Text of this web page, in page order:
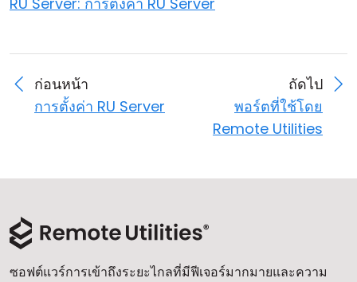
ก่อนหน้า
การตั้งค่า RU Server
ถัดไป
พอร์ตที่ใช้โดย
Remote Utilities
ซอฟต์แวร์การเข้าถึงระยะไกลที่มีฟีเจอร์มากมายและความ